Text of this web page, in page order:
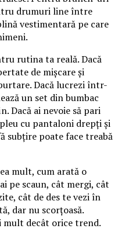
drumuri line între
vestimentară pe care
rutina ta reală. Dacă
de mișcare și
Dacă lucrezi într-
un set din bumbac
Dacă ai nevoie să pari
cu pantaloni drepți și
subțire poate face treabă
mult, cum arată o
pe scaun, cât mergi, cât
cât de des te vezi în
dar nu scorțoasă.
mult decât orice trend.